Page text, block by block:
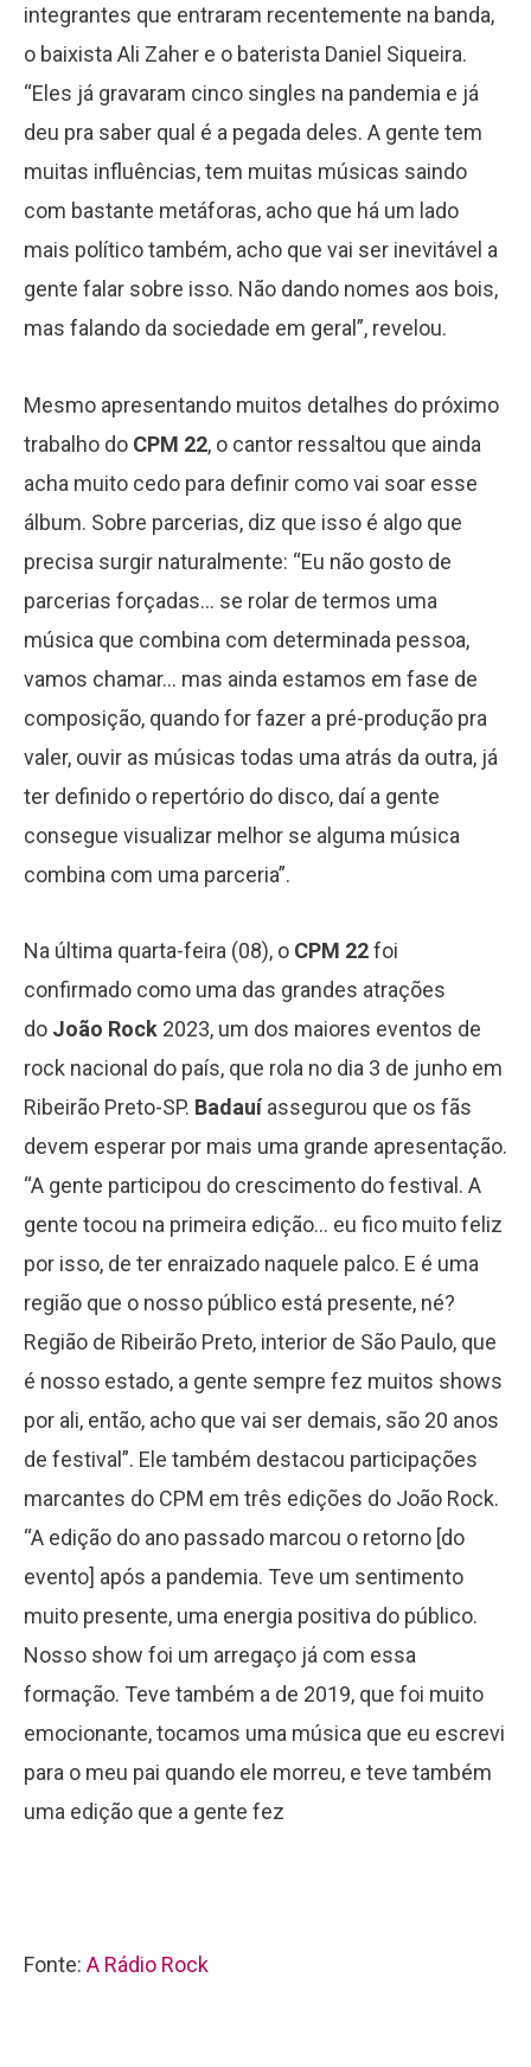
integrantes que entraram recentemente na banda,
o baixista Ali Zaher e o baterista Daniel Siqueira.
“Eles já gravaram cinco singles na pandemia e já
deu pra saber qual é a pegada deles. A gente tem
muitas influências, tem muitas músicas saindo
com bastante metáforas, acho que há um lado
mais político também, acho que vai ser inevitável a
gente falar sobre isso. Não dando nomes aos bois,
mas falando da sociedade em geral”, revelou.
Mesmo apresentando muitos detalhes do próximo
trabalho do CPM 22, o cantor ressaltou que ainda
acha muito cedo para definir como vai soar esse
álbum. Sobre parcerias, diz que isso é algo que
precisa surgir naturalmente: “Eu não gosto de
parcerias forçadas… se rolar de termos uma
música que combina com determinada pessoa,
vamos chamar… mas ainda estamos em fase de
composição, quando for fazer a pré-produção pra
valer, ouvir as músicas todas uma atrás da outra, já
ter definido o repertório do disco, daí a gente
consegue visualizar melhor se alguma música
combina com uma parceria”.
Na última quarta-feira (08), o CPM 22foi
confirmado como uma das grandes atrações
do João Rock 2023, um dos maiores eventos de
rock nacional do país, que rola no dia 3 de junho em
Ribeirão Preto-SP. Badauíassegurou que os fãs
devem esperar por mais uma grande apresentação.
“A gente participou do crescimento do festival. A
gente tocou na primeira edição… eu fico muito feliz
por isso, de ter enraizado naquele palco. E é uma
região que o nosso público está presente, né?
Região de Ribeirão Preto, interior de São Paulo, que
é nosso estado, a gente sempre fez muitos shows
por ali, então, acho que vai ser demais, são 20 anos
de festival”. Ele também destacou participações
marcantes do CPM em três edições do João Rock.
“A edição do ano passado marcou o retorno [do
evento] após a pandemia. Teve um sentimento
muito presente, uma energia positiva do público.
Nosso show foi um arregaço já com essa
formação. Teve também a de 2019, que foi muito
emocionante, tocamos uma música que eu escrevi
para o meu pai quando ele morreu, e teve também
uma edição que a gente fez
Fonte: A Rádio Rock